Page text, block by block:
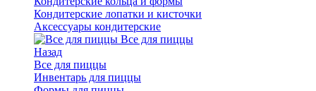
Кондитерские лопатки и кисточки
Аксессуары кондитерские
Все для пиццы
Назад
Все для пиццы
Инвентарь для пиццы